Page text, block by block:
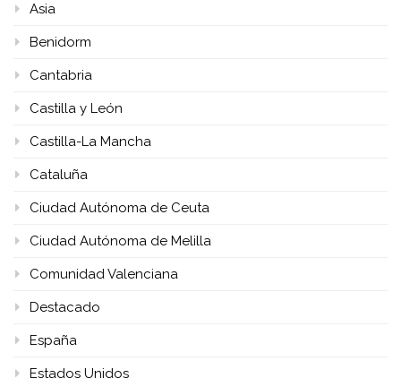
Asia
Benidorm
Cantabria
Castilla y León
Castilla-La Mancha
Cataluña
Ciudad Autónoma de Ceuta
Ciudad Autónoma de Melilla
Comunidad Valenciana
Destacado
España
Estados Unidos